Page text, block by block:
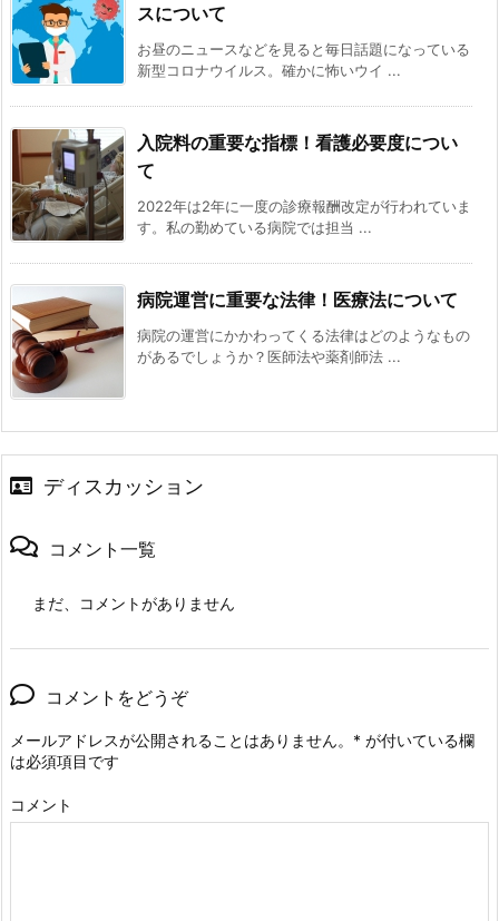
スについて
お昼のニュースなどを見ると毎日話題になっている
新型コロナウイルス。確かに怖いウイ ...
入院料の重要な指標！看護必要度につい
て
2022年は2年に一度の診療報酬改定が行われていま
す。私の勤めている病院では担当 ...
病院運営に重要な法律！医療法について
病院の運営にかかわってくる法律はどのようなもの
があるでしょうか？医師法や薬剤師法 ...
ディスカッション
コメント一覧
まだ、コメントがありません
コメントをどうぞ
メールアドレスが公開されることはありません。 * が付いている欄
は必須項目です
コメント